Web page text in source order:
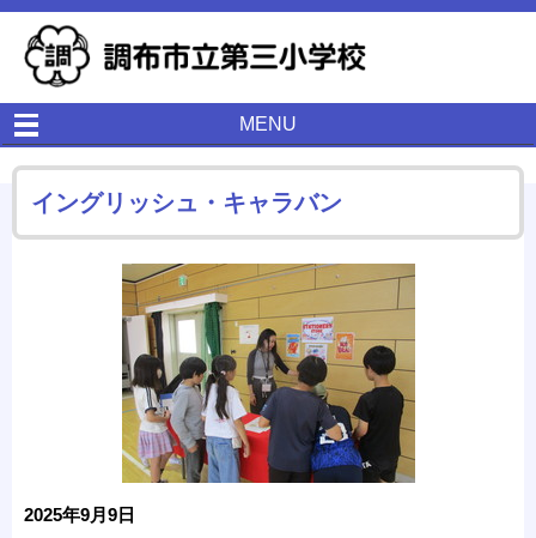
MENU
イングリッシュ・キャラバン
2025年9月9日